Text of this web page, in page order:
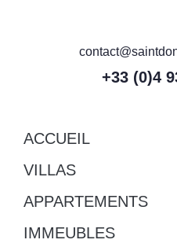
+33 (0)4
ACCUEIL
VILLAS
APPARTEMENTS
IMMEUBLES